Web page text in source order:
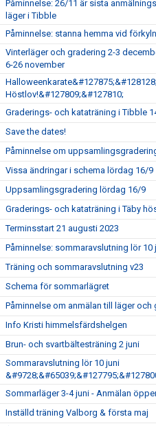
Påminnelse: 26/11 är sista
läger i Tibble
Påminnelse: stanna hemma vid
Vinterläger och gradering 2-3
6-26 november
Höstlov!&#127809;&#127810;
Graderings- och kataträning i Tibble
Save the dates!
Påminnelse om
Vissa ändringar i schema lördag 16/9
Uppsamlingsgradering lördag 16/9
Graderings- och kataträning i Täby
Terminsstart 21 augusti 2023
Påminnelse: sommaravslutning lör 10
Träning och sommaravslutning v23
Schema för sommarlägret
Påminnelse om anmälan till läger och
Info Kristi himmelsfärdshelgen
Brun- och svartbältesträning 2 juni
Sommaravslutning lör 10 juni
Sommarläger 3-4 juni - Anmälan
Inställd träning Valborg & första maj